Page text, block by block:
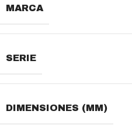
MARCA
SERIE
DIMENSIONES (MM)